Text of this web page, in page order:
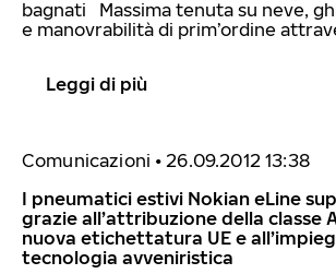
bagnati Massima tenuta su neve,
e manovrabilità di prim’ordine
Leggi di più
Comunicazioni • 26.09.2012 13:38
I pneumatici estivi Nokian eLine
grazie all’attribuzione della classe
nuova etichettatura UE e
tecnologia avveniristica